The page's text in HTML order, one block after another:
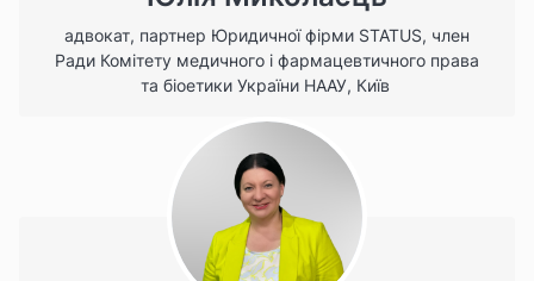
адвокат, партнер Юридичної фірми STATUS, член
Ради Комітету медичного і фармацевтичного права
та біоетики України НААУ, Київ